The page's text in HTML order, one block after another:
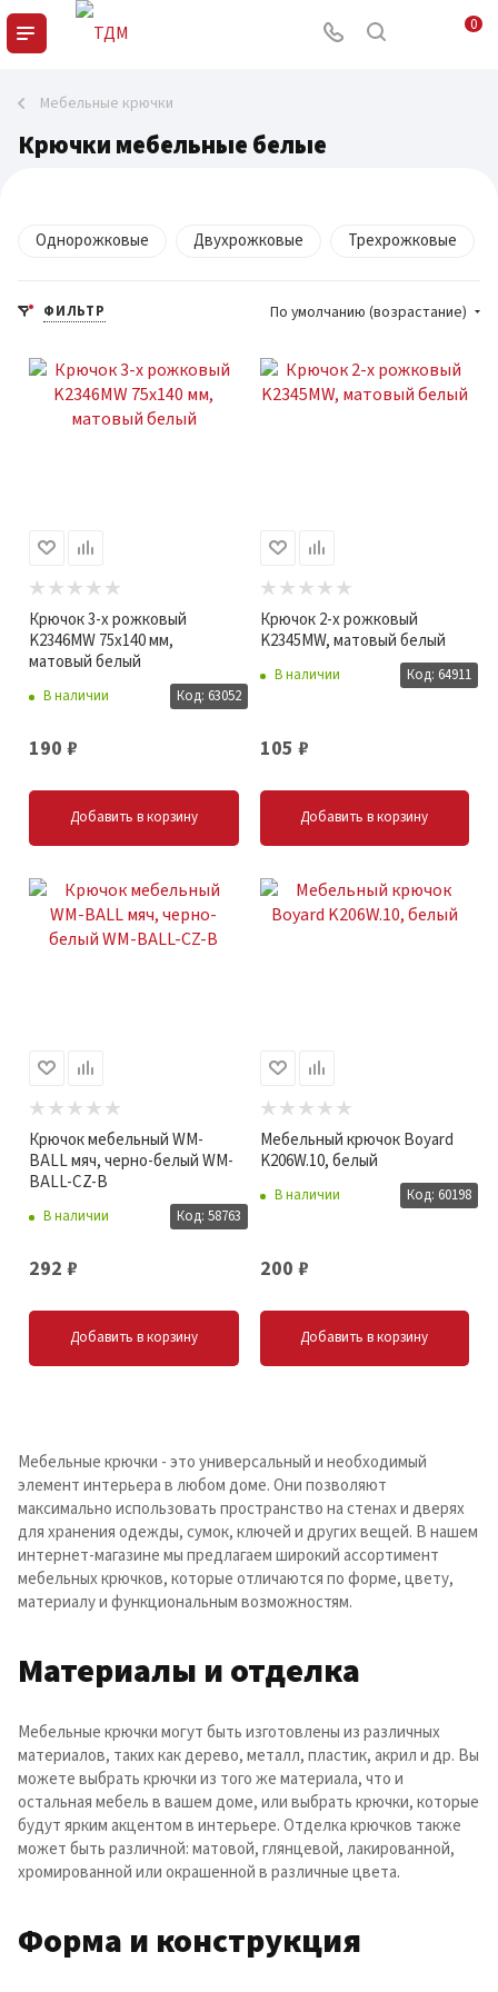
0
Мебельные крючки
Крючки мебельные белые
Однорожковые Двухрожковые Трехрожковые
ФИЛЬТР По умолчанию (возрастание)
Крючок 3-х рожковый
K2346MW 75x140 мм,
матовый белый
В наличии Код: 63052
190 ₽
Добавить в корзину
Крючок 2-х рожковый
K2345MW, матовый белый
В наличии Код: 64911
105 ₽
Добавить в корзину
Крючок мебельный WM-
BALL мяч, черно-белый WM-
BALL-CZ-B
В наличии Код: 58763
292 ₽
Добавить в корзину
Мебельный крючок Boyard
K206W.10, белый
В наличии Код: 60198
200 ₽
Добавить в корзину
Мебельные крючки - это универсальный и необходимый
элемент интерьера в любом доме. Они позволяют
максимально использовать пространство на стенах и дверях
для хранения одежды, сумок, ключей и других вещей. В нашем
интернет-магазине мы предлагаем широкий ассортимент
мебельных крючков, которые отличаются по форме, цвету,
материалу и функциональным возможностям.
Материалы и отделка
Мебельные крючки могут быть изготовлены из различных
материалов, таких как дерево, металл, пластик, акрил и др. Вы
можете выбрать крючки из того же материала, что и
остальная мебель в вашем доме, или выбрать крючки, которые
будут ярким акцентом в интерьере. Отделка крючков также
может быть различной: матовой, глянцевой, лакированной,
хромированной или окрашенной в различные цвета.
Форма и конструкция